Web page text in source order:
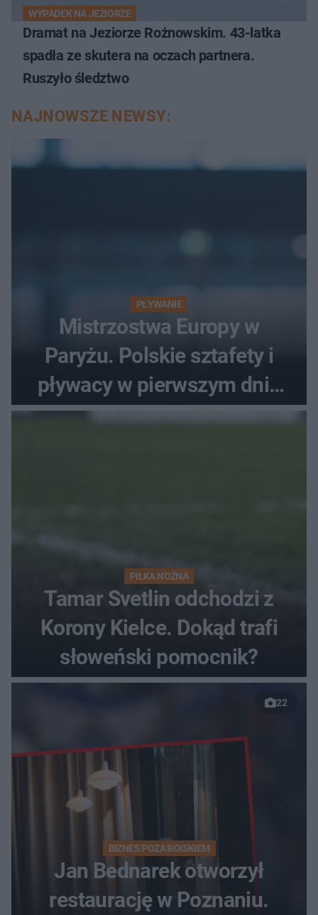
WYPADEK NA JEZIORZE
Dramat na Jeziorze Rożnowskim. 43-latka
spadła ze skutera na oczach partnera.
Ruszyło śledztwo
NAJNOWSZE NEWSY:
PŁYWANIE
Mistrzostwa Europy w
Paryżu. Polskie sztafety i
pływacy w pierwszym dniu
finałów
PIŁKA NOŻNA
Tamar Svetlin odchodzi z
Korony Kielce. Dokąd trafi
słoweński pomocnik?
22
BIZNES POZA BOISKIEM
Jan Bednarek otworzył
restaurację w Poznaniu.